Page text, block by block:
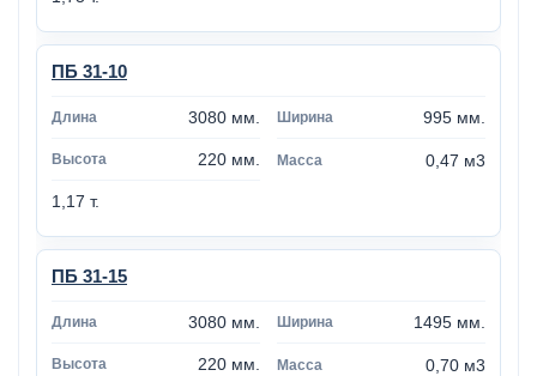
ПБ 31-10
3080 мм. 995 мм.
220 мм. 0,47 м3
1,17 т.
ПБ 31-15
3080 мм. 1495 мм.
220 мм. 0,70 м3